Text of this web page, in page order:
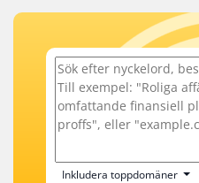
Inkludera toppdomäner